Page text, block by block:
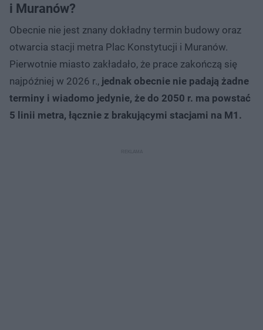
i Muranów?
Obecnie nie jest znany dokładny termin budowy oraz
otwarcia stacji metra Plac Konstytucji i Muranów.
Pierwotnie miasto zakładało, że prace zakończą się
najpóźniej w 2026 r., jednak obecnie nie padają żadne
terminy i wiadomo jedynie, że do 2050 r. ma powstać
5 linii metra, łącznie z brakującymi stacjami na M1.